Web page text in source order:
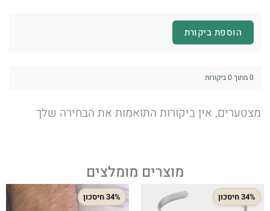
הוספת ביקורת
0 מתוך 0 ביקורות
מצטערים, אין ביקורות התואמות את הבחירה שלך
מוצרים מומלצים
34% חיסכון 34% חיסכון